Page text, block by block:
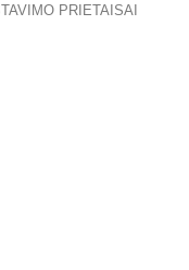
PRIETAISAI